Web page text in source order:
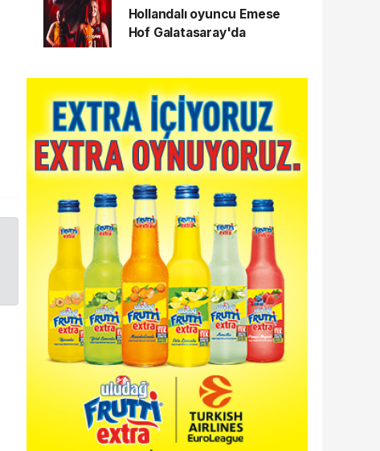
Hollandalı oyuncu Emese
Hof Galatasaray'da